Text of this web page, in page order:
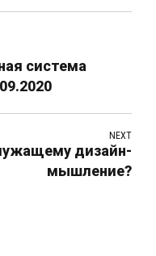
система
NEXT
дизайн-
мышление?